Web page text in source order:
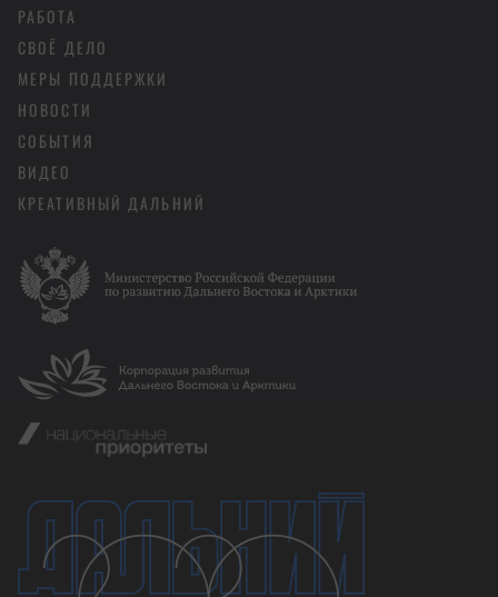
РАБОТА
СВОЁ ДЕЛО
МЕРЫ ПОДДЕРЖКИ
НОВОСТИ
СОБЫТИЯ
ВИДЕО
КРЕАТИВНЫЙ ДАЛЬНИЙ